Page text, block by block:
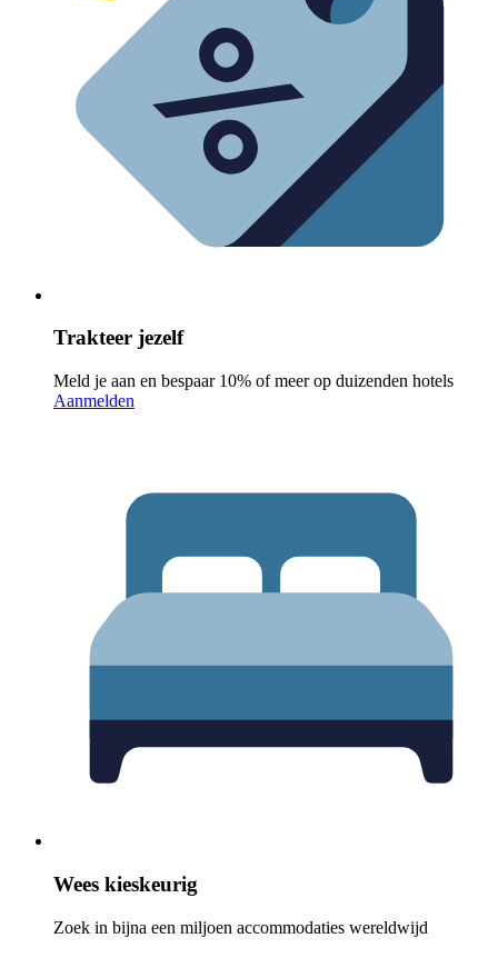
Trakteer jezelf
Meld je aan en bespaar 10% of meer op duizenden hotels
Aanmelden
Wees kieskeurig
Zoek in bijna een miljoen accommodaties wereldwijd